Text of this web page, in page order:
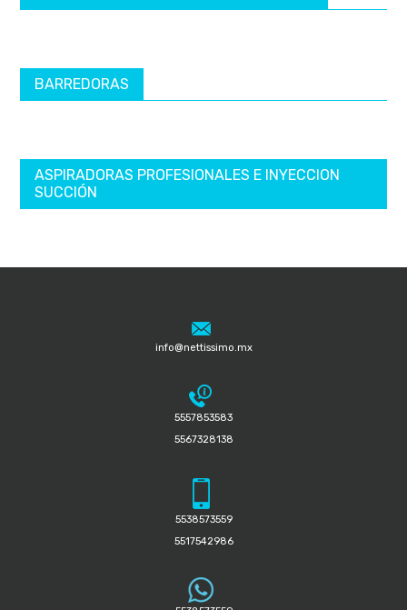
BARREDORAS
ASPIRADORAS PROFESIONALES E INYECCION
SUCCIÓN
info@nettissimo.mx
5557853583
5567328138
5538573559
5517542986